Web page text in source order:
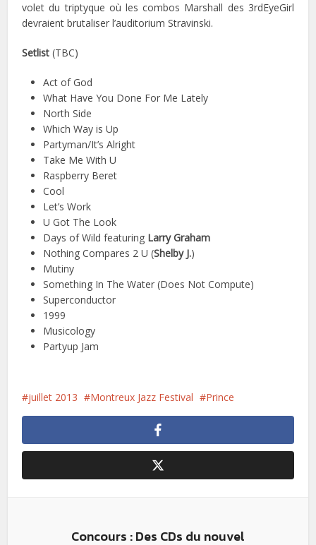
volet du triptyque où les combos Marshall des 3rdEyeGirl
devraient brutaliser l’auditorium Stravinski.
Setlist(TBC)
Act of God
What Have You Done For Me Lately
North Side
Which Way is Up
Partyman/It’s Alright
Take Me With U
Raspberry Beret
Cool
Let’s Work
U Got The Look
Days of Wild featuring Larry Graham
Nothing Compares 2 U (Shelby J.)
Mutiny
Something In The Water (Does Not Compute)
Superconductor
1999
Musicology
Partyup Jam
juillet 2013 Montreux Jazz Festival Prince
Concours : Des CDs du nouvel